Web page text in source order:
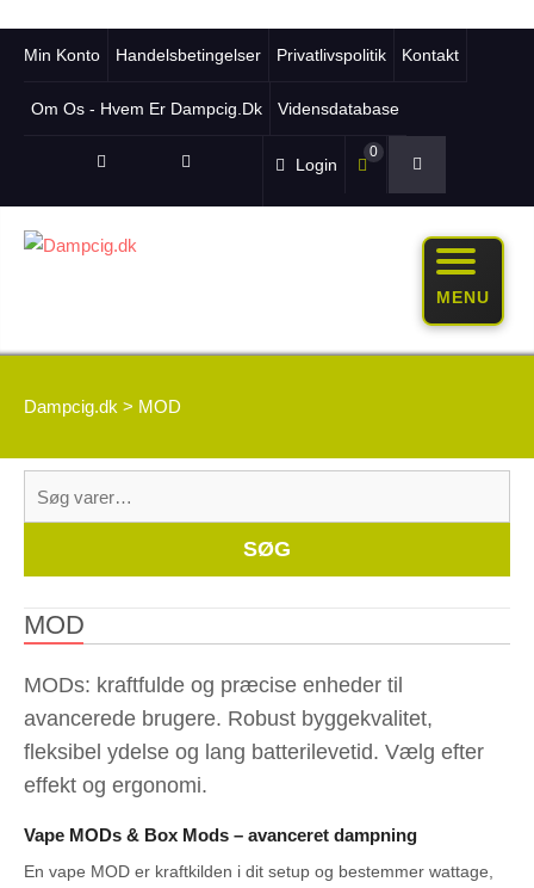
Min Konto Handelsbetingelser Privatlivspolitik Kontakt
Om Os - Hvem Er Dampcig.dk Vidensdatabase
Login
0
MENU
Dampcig.dk > MOD
SØG
MOD
MODs: kraftfulde og præcise enheder til
avancerede brugere. Robust byggekvalitet,
fleksibel ydelse og lang batterilevetid. Vælg efter
effekt og ergonomi.
Vape MODs & Box Mods – avanceret dampning
En vape MOD er kraftkilden i dit setup og bestemmer wattage,